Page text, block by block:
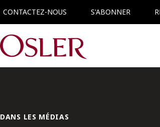
CONTACTEZ-NOUS S'ABONNER
Main Navigation
DANS LES MÉDIAS